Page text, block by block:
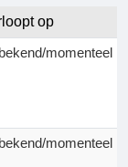
op
momenteel
momenteel